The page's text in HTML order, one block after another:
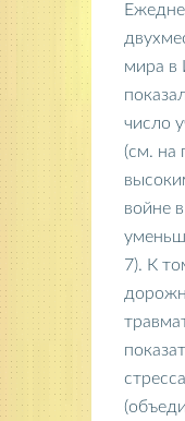
мира в
число
(см. на
войне
7). К